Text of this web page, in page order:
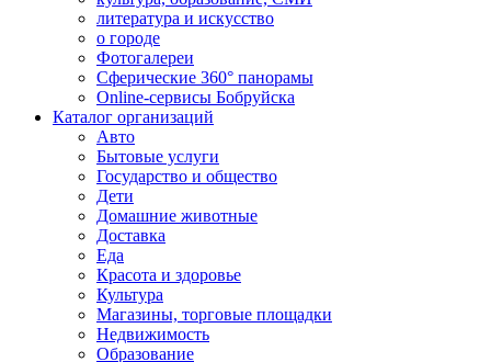
литература и искусство
о городе
Фотогалереи
Сферические 360° панорамы
Online-сервисы Бобруйска
Каталог организаций
Авто
Бытовые услуги
Государство и общество
Дети
Домашние животные
Доставка
Еда
Красота и здоровье
Культура
Магазины, торговые площадки
Недвижимость
Образование